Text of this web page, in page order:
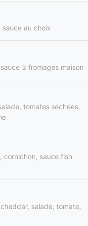
au choix
3 fromages maison
tomates séchées,
cornichon, sauce fish
salade, tomate,